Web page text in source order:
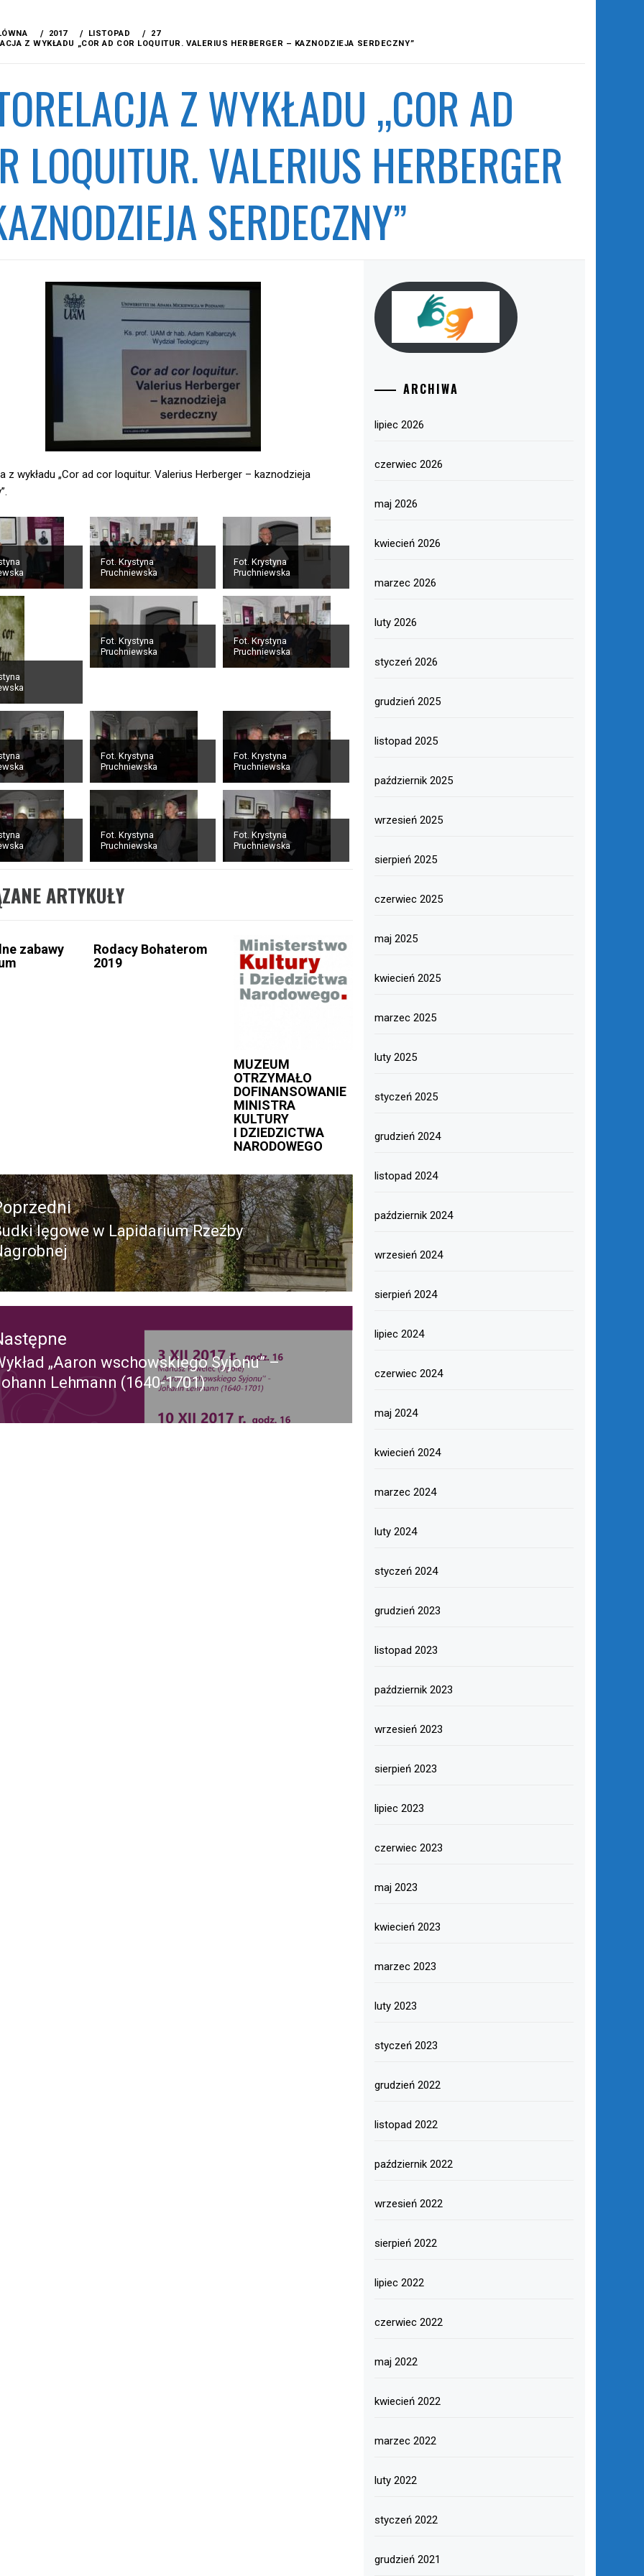
2017 LISTOPAD
27
Z WYKŁADU „COR AD COR LOQUITUR. VALERIUS HERBERGER – KAZNODZIEJA SERDECZNY”
Z WYKŁADU „COR AD
LOQUITUR. VALERIUS HERBERGER
SERDECZNY”
z wykładu „Cor ad cor loquitur. Valerius Herberger – kaznodzieja
Fot. Krystyna
Pruchniewska
Fot. Krystyna
Pruchniewska
Fot. Krystyna
Pruchniewska
Fot. Krystyna
Pruchniewska
Fot. Krystyna
Pruchniewska
Fot. Krystyna
Pruchniewska
Fot. Krystyna
Pruchniewska
Fot. Krystyna
Pruchniewska
ARTYKUŁY
zabawy
Rodacy Bohaterom
2019
MUZEUM
OTRZYMAŁO
DOFINANSOWANIE
MINISTRA
KULTURY
I DZIEDZICTWA
NARODOWEGO
lęgowe w Lapidarium Rzeźby
„Aaron wschowskiego Syjonu” –
Lehmann (1640-1701)
ARCHIWA
lipiec 2026
czerwiec 2026
maj 2026
kwiecień 2026
marzec 2026
luty 2026
styczeń 2026
grudzień 2025
listopad 2025
październik 2025
wrzesień 2025
sierpień 2025
czerwiec 2025
maj 2025
kwiecień 2025
marzec 2025
luty 2025
styczeń 2025
grudzień 2024
listopad 2024
październik 2024
wrzesień 2024
sierpień 2024
lipiec 2024
czerwiec 2024
maj 2024
kwiecień 2024
marzec 2024
luty 2024
styczeń 2024
grudzień 2023
listopad 2023
październik 2023
wrzesień 2023
sierpień 2023
lipiec 2023
czerwiec 2023
maj 2023
kwiecień 2023
marzec 2023
luty 2023
styczeń 2023
grudzień 2022
listopad 2022
październik 2022
wrzesień 2022
sierpień 2022
lipiec 2022
czerwiec 2022
maj 2022
kwiecień 2022
marzec 2022
luty 2022
styczeń 2022
grudzień 2021